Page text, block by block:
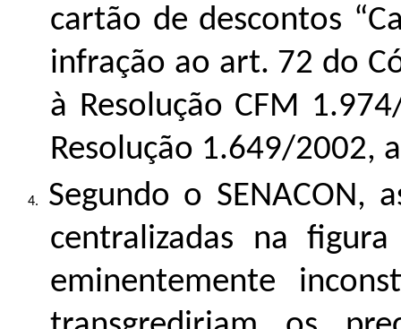
cartão de descontos
infração ao art. 72 do
à Resolução CFM
Resolução 1.649/2002,
Segundo o SENACON,
centralizadas na
eminentemente